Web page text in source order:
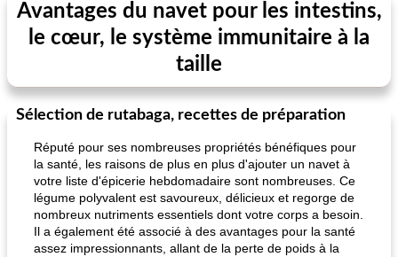
Avantages du navet pour les intestins,
le cœur, le système immunitaire à la
taille
Sélection de rutabaga, recettes de préparation
Réputé pour ses nombreuses propriétés bénéfiques pour
la santé, les raisons de plus en plus d'ajouter un navet à
votre liste d'épicerie hebdomadaire sont nombreuses. Ce
légume polyvalent est savoureux, délicieux et regorge de
nombreux nutriments essentiels dont votre corps a besoin.
Il a également été associé à des avantages pour la santé
assez impressionnants, allant de la perte de poids à la